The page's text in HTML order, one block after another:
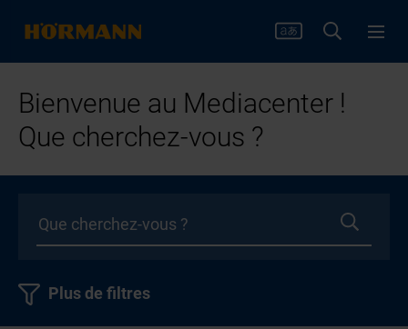
Bienvenue au Mediacenter !
Que cherchez-vous ?
Plus de filtres